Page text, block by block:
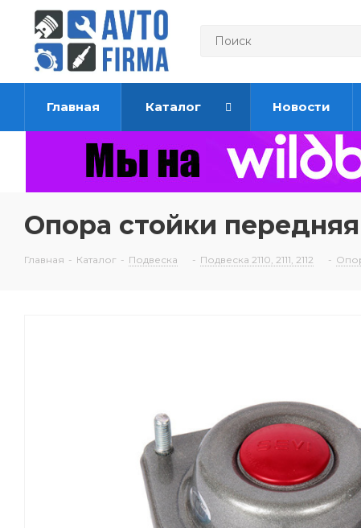
Главная Каталог Новости
Опора стойки
Главная - Каталог - Подвеска - Подвеска 2110, 2111, 2112 -